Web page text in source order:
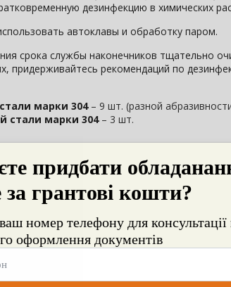
дезинфекцию в химических
автоклавы и обработку паром.
срока службы наконечников тщательно
рекомендаций по
марки 304 – 9 шт. (разной
стали марки 304 – 3 шт.